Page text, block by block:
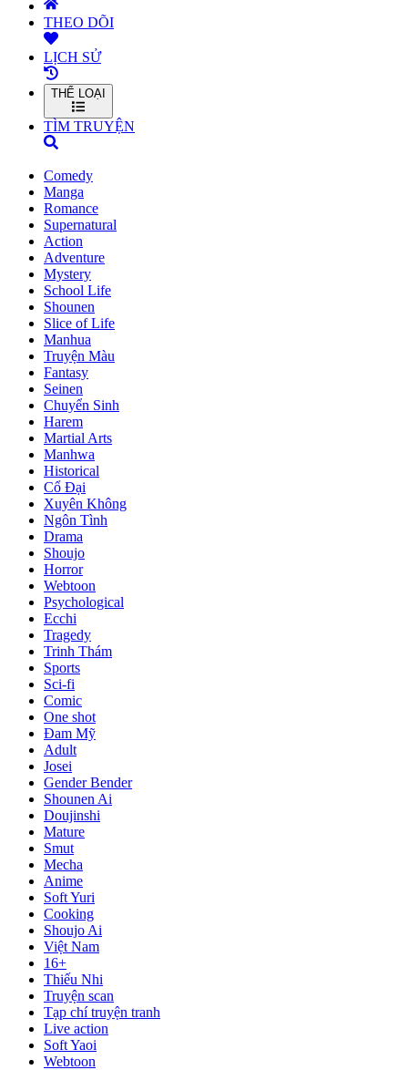
THEO DÕI
LỊCH SỬ
THỂ LOẠI
TÌM TRUYỆN
Comedy
Manga
Romance
Supernatural
Action
Adventure
Mystery
School Life
Shounen
Slice of Life
Manhua
Truyện Màu
Fantasy
Seinen
Chuyển Sinh
Harem
Martial Arts
Manhwa
Historical
Cổ Đại
Xuyên Không
Ngôn Tình
Drama
Shoujo
Horror
Webtoon
Psychological
Ecchi
Tragedy
Trinh Thám
Sports
Sci-fi
Comic
One shot
Đam Mỹ
Adult
Josei
Gender Bender
Shounen Ai
Doujinshi
Mature
Smut
Mecha
Anime
Soft Yuri
Cooking
Shoujo Ai
Việt Nam
16+
Thiếu Nhi
Truyện scan
Tạp chí truyện tranh
Live action
Soft Yaoi
Webtoon